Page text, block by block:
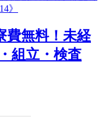
費無料！未経
組立・検査